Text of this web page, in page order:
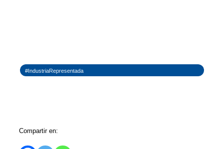
#IndustriaRepresentada
Compartir en: